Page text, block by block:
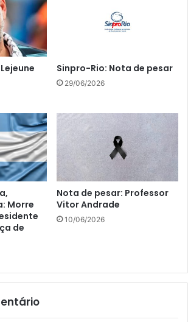
Sinpro-Rio: Nota de pesar
29/06/2026
Morre
de
Nota de pesar: Professor
Vitor Andrade
10/06/2026